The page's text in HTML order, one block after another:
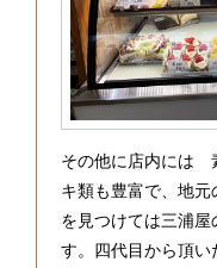
その他に店内には
キ類も豊富で、地
を見つけては三浦
す。四代目から頂い